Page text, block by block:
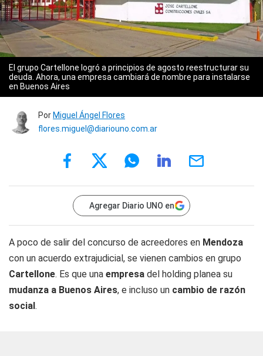
El grupo Cartellone logró a principios de agosto reestructurar su
deuda. Ahora, una empresa cambiará de nombre para instalarse
en Buenos Aires
Por Miguel Ángel Flores
flores.miguel@diariouno.com.ar
Agregar Diario UNO en
A poco de salir del concurso de acreedores en Mendoza
con un acuerdo extrajudicial, se vienen cambios en grupo
Cartellone. Es que una empresa del holding planea su
mudanza a Buenos Aires, e incluso un cambio de razón
social.